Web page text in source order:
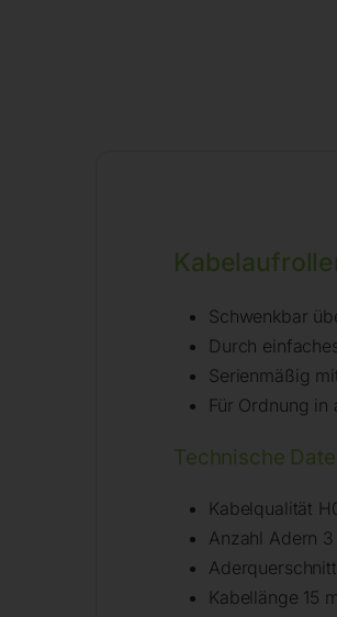
Schwenkbar
Durch
Serienmäßig
Für Ordnung in
Technische
Kabelqualität
Anzahl Adern 3
Kabellänge 15